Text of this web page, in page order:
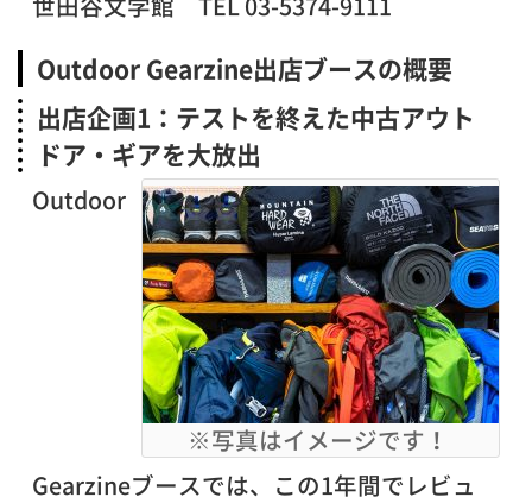
Outdoor Gearzine出店ブースの概要
出店企画1：テストを終えた中古アウト
ドア・ギアを大放出
※写真はイメージです！
Outdoor
Gearzineブースでは、この1年間でレビュ